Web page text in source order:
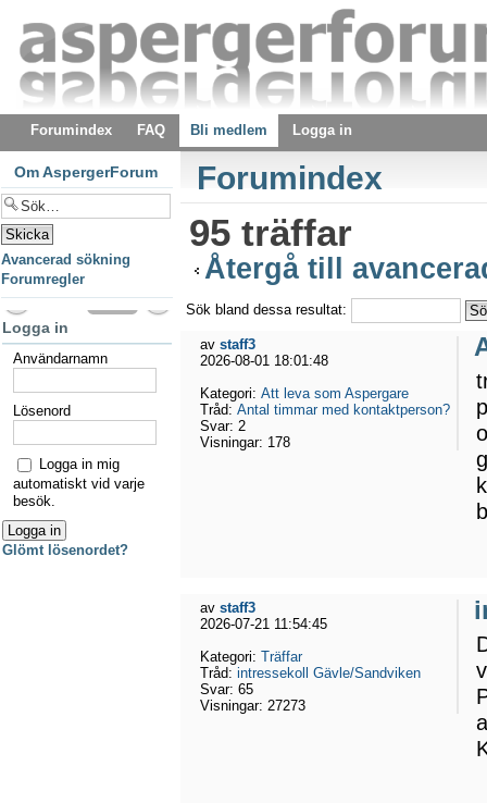
Forumindex FAQ Bli medlem Logga in
Forumindex
95 träffar
Återgå till
Sök bland dessa resultat:
av staff3
2026-08-01 18:01:48
Kategori: Att leva som Aspergare
Tråd: Antal timmar med kontaktperson?
Svar: 2
Visningar: 178
av staff3
2026-07-21 11:54:45
Kategori: Träffar
Tråd: intressekoll Gävle/Sandviken
Svar: 65
Visningar: 27273
Om AspergerForum
Avancerad sökning
Forumregler
Logga in
Användarnamn
Lösenord
Logga in mig
automatiskt vid varje
besök.
Glömt lösenordet?